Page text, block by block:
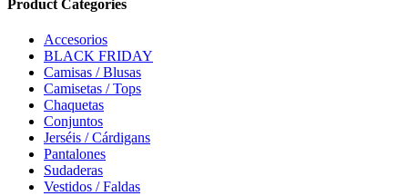
Product Categories
Accesorios
BLACK FRIDAY
Camisas / Blusas
Camisetas / Tops
Chaquetas
Conjuntos
Jerséis / Cárdigans
Pantalones
Sudaderas
Vestidos / Faldas